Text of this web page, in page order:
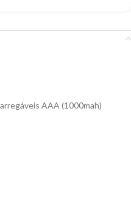
AAA (1000mah)